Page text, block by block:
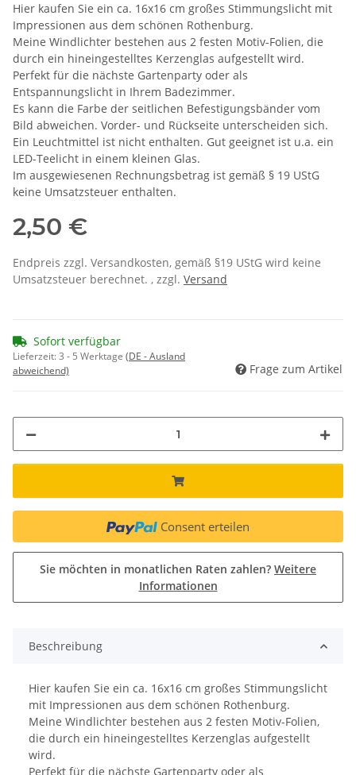
Hier kaufen Sie ein ca. 16x16 cm großes Stimmungslicht mit
Impressionen aus dem schönen Rothenburg.
Meine Windlichter bestehen aus 2 festen Motiv-Folien, die
durch ein hineingestelltes Kerzenglas aufgestellt wird.
Perfekt für die nächste Gartenparty oder als
Entspannungslicht in Ihrem Badezimmer.
Es kann die Farbe der seitlichen Befestigungsbänder vom
Bild abweichen. Vorder- und Rückseite unterscheiden sich.
Ein Leuchtmittel ist nicht enthalten. Gut geeignet ist u.a. ein
LED-Teelicht in einem kleinen Glas.
Im ausgewiesenen Rechnungsbetrag ist gemäß § 19 UStG
keine Umsatzsteuer enthalten.
2,50 €
Endpreis zzgl. Versandkosten, gemäß §19 UStG wird keine
Umsatzsteuer berechnet. , zzgl. Versand
Sofort verfügbar
Lieferzeit:3 - 5 Werktage (DE - Ausland
abweichend)
Frage zum Artikel
Consent erteilen
Sie möchten in monatlichen Raten zahlen? Weitere
Informationen
Beschreibung
Hier kaufen Sie ein ca. 16x16 cm großes Stimmungslicht
mit Impressionen aus dem schönen Rothenburg.
Meine Windlichter bestehen aus 2 festen Motiv-Folien,
die durch ein hineingestelltes Kerzenglas aufgestellt
wird.
Perfekt für die nächste Gartenparty oder als